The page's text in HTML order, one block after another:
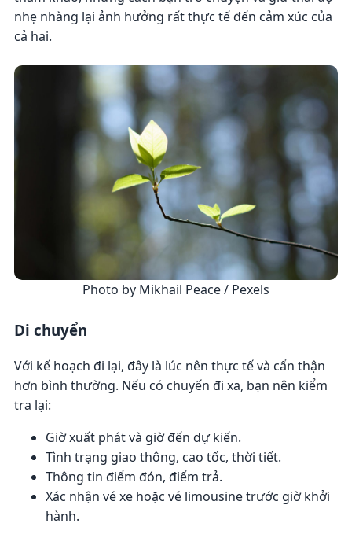
nhẹ nhàng lại ảnh hưởng rất thực tế đến cảm xúc của
cả hai.
Photo by Mikhail Peace / Pexels
Di chuyển
Với kế hoạch đi lại, đây là lúc nên thực tế và cẩn thận
hơn bình thường. Nếu có chuyến đi xa, bạn nên kiểm
tra lại:
Giờ xuất phát và giờ đến dự kiến.
Tình trạng giao thông, cao tốc, thời tiết.
Thông tin điểm đón, điểm trả.
Xác nhận vé xe hoặc vé limousine trước giờ khởi
hành.